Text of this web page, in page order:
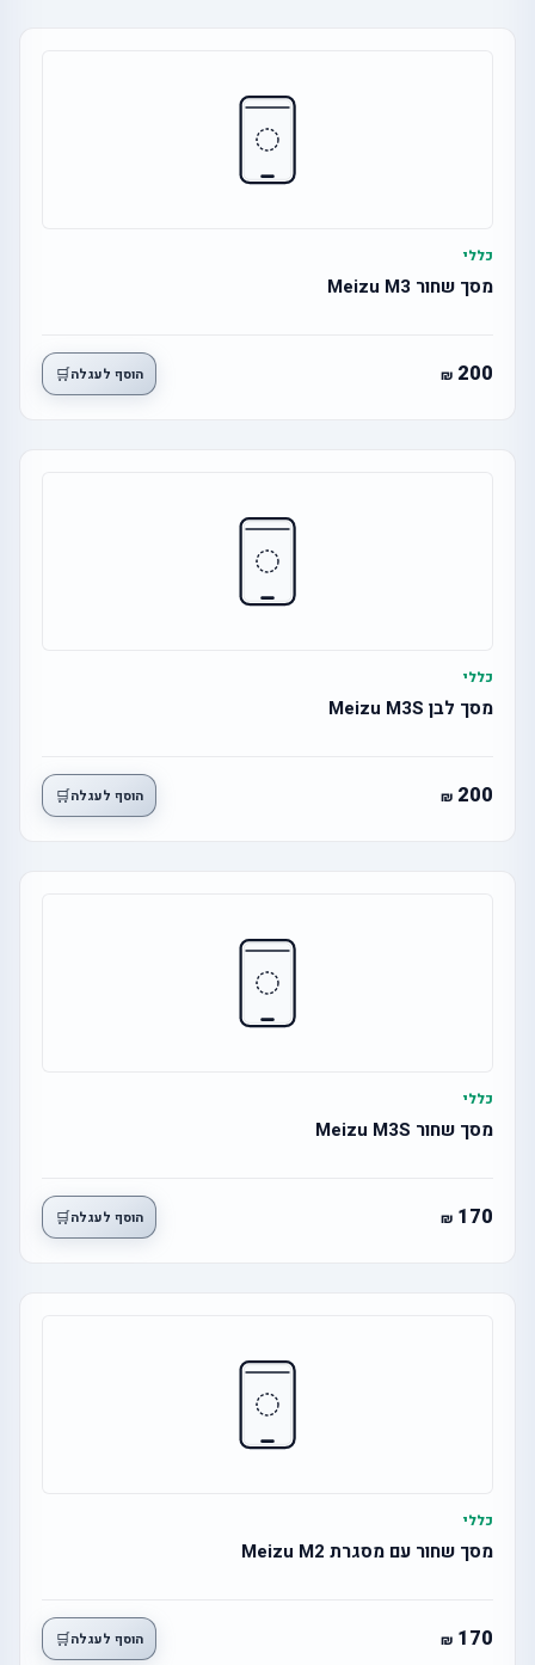
כללי
מסך שחור Meizu M3
200 הוסף לעגלה🛒
כללי
מסך לבן Meizu M3S
200 הוסף לעגלה🛒
כללי
מסך שחור Meizu M3S
170 הוסף לעגלה🛒
כללי
מסך שחור עם מסגרת Meizu M2
170 הוסף לעגלה🛒